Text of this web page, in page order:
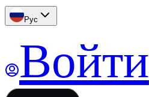
Рус
Войти